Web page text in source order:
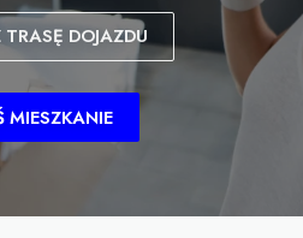
DOJAZDU
MIESZKANIE